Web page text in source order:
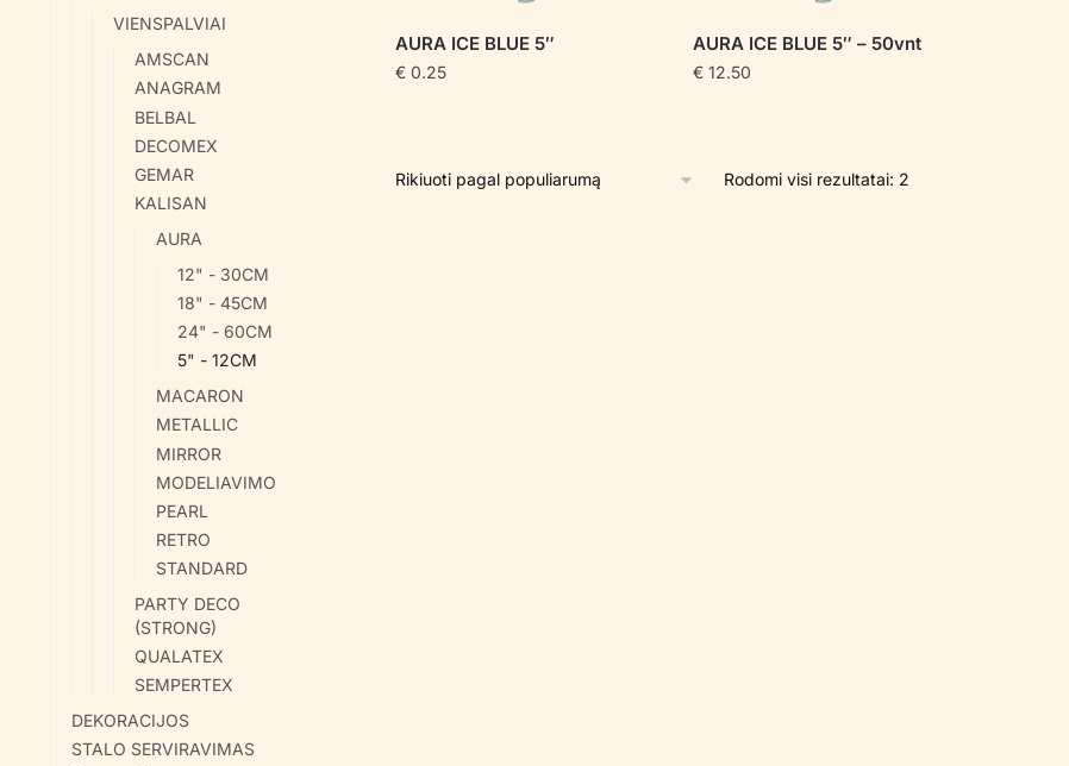
AURA ICE BLUE 5″
€0.25
AURA ICE BLUE 5″ – 50vnt
€12.50
Rodomi visi rezultatai: 2Rūšiuojama
VIENSPALVIAI
AMSCAN
ANAGRAM
BELBAL
DECOMEX
GEMAR
KALISAN
AURA
12" - 30CM
18" - 45CM
24" - 60CM
5" - 12CM
MACARON
METALLIC
MIRROR
MODELIAVIMO
PEARL
RETRO
STANDARD
PARTY DECO
(STRONG)
QUALATEX
SEMPERTEX
DEKORACIJOS
STALO SERVIRAVIMAS